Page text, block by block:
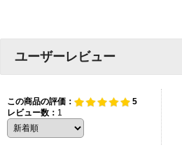
ユーザーレビュー
この商品の評価：
5
レビュー数： 1